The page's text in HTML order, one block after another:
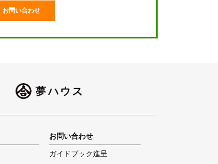
お問い合わせ
お問い合わせ
ガイドブック進呈